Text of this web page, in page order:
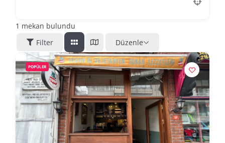
1 mekan bulundu
Filter
Düzenle
POPÜLER